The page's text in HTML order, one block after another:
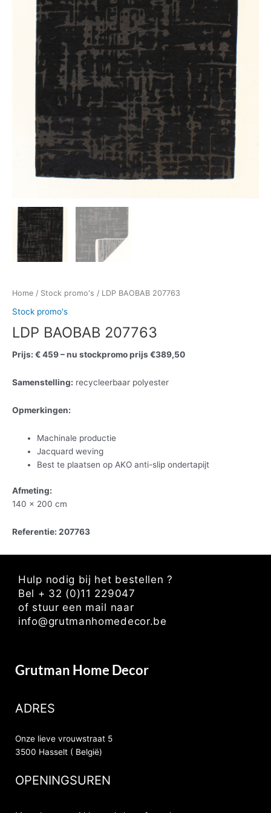
Home / Stock promo's / LDP BAOBAB 207763
Stock promo's
LDP BAOBAB 207763
Prijs: € 459 – nu stockpromo prijs €389,50
Samenstelling: recycleerbaar polyester
Opmerkingen:
Machinale productie
Jacquard weving
Best te plaatsen op AKO anti-slip ondertapijt
Afmeting:
140 x 200 cm
Referentie: 207763
Hulp nodig bij het bestellen ?
Bel + 32 (0)11 229047
of stuur een mail naar
info@grutmanhomedecor.be
Grutman Home Decor
ADRES
Onze lieve vrouwstraat 5
3500 Hasselt ( België)
OPENINGSUREN